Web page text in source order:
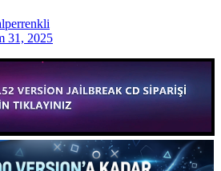
31, 2025